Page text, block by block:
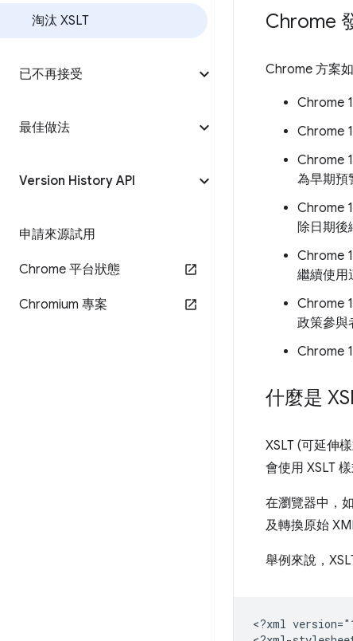
淘汰 XSLT
已不再接受
最佳做法
Version History API
申請來源試用
Chrome 平台狀態
Chromium 專案
Chrome
Chrome 方案如
Chrome
Chrome
Chrome
為早期預
Chrome
除日期後
Chrome
繼續使用
Chrome
政策參與
Chrome
什麼是
XSLT (可延伸
會使用 XSLT
在瀏覽器中，
及轉換原始
舉例來說，
<?xml